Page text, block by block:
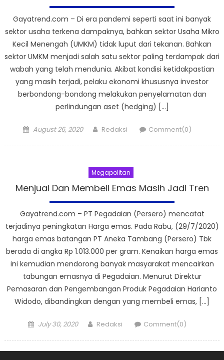
Gayatrend.com – Di era pandemi seperti saat ini banyak
sektor usaha terkena dampaknya, bahkan sektor Usaha Mikro
Kecil Menengah (UMKM) tidak luput dari tekanan. Bahkan
sektor UMKM menjadi salah satu sektor paling terdampak dari
wabah yang telah mendunia. Akibat kondisi ketidakpastian
yang masih terjadi, pelaku ekonomi khususnya investor
berbondong-bondong melakukan penyelamatan dan
perlindungan aset (hedging) […]
Posted
August 26, 2020 Author
Redaksi Comment(0)
Megapolitan
Menjual Dan Membeli Emas Masih Jadi Tren
Gayatrend.com – PT Pegadaian (Persero) mencatat
terjadinya peningkatan Harga emas. Pada Rabu, (29/7/2020)
harga emas batangan PT Aneka Tambang (Persero) Tbk
berada di angka Rp 1.013.000 per gram. Kenaikan harga emas
ini kemudian mendorong banyak masyarakat mencairkan
tabungan emasnya di Pegadaian. Menurut Direktur
Pemasaran dan Pengembangan Produk Pegadaian Harianto
Widodo, dibandingkan dengan yang membeli emas, […]
Posted
July 30, 2020 Author
Redaksi Comment(0)